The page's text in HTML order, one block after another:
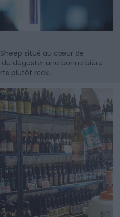
Sheep situé au cœur de
déguster une bonne bière
plutôt rock.